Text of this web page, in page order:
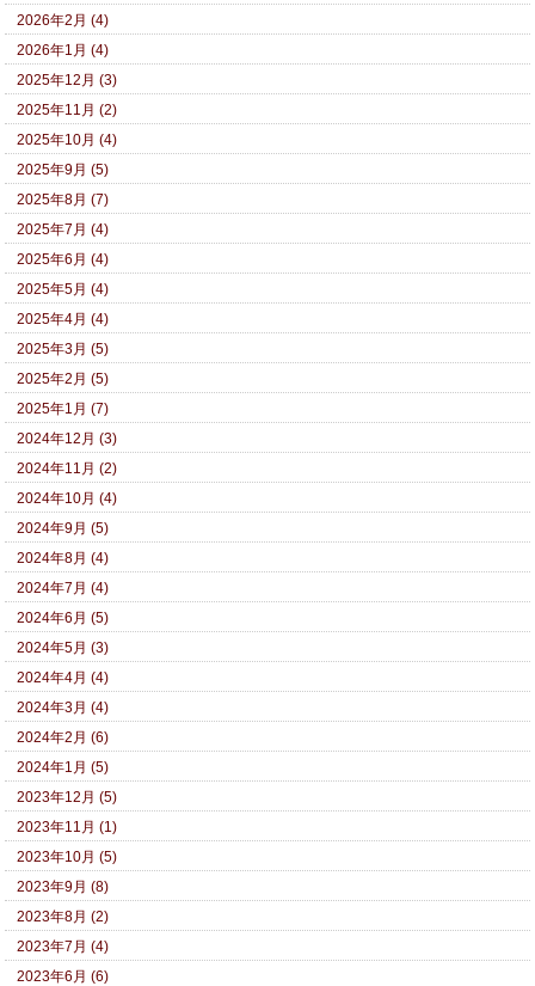
2026年2月 (4)
2026年1月 (4)
2025年12月 (3)
2025年11月 (2)
2025年10月 (4)
2025年9月 (5)
2025年8月 (7)
2025年7月 (4)
2025年6月 (4)
2025年5月 (4)
2025年4月 (4)
2025年3月 (5)
2025年2月 (5)
2025年1月 (7)
2024年12月 (3)
2024年11月 (2)
2024年10月 (4)
2024年9月 (5)
2024年8月 (4)
2024年7月 (4)
2024年6月 (5)
2024年5月 (3)
2024年4月 (4)
2024年3月 (4)
2024年2月 (6)
2024年1月 (5)
2023年12月 (5)
2023年11月 (1)
2023年10月 (5)
2023年9月 (8)
2023年8月 (2)
2023年7月 (4)
2023年6月 (6)